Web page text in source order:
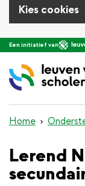
Kies cookies
Overslaan
naar
de
inhoud
gaan
Een initiatief van
Home
Lerend